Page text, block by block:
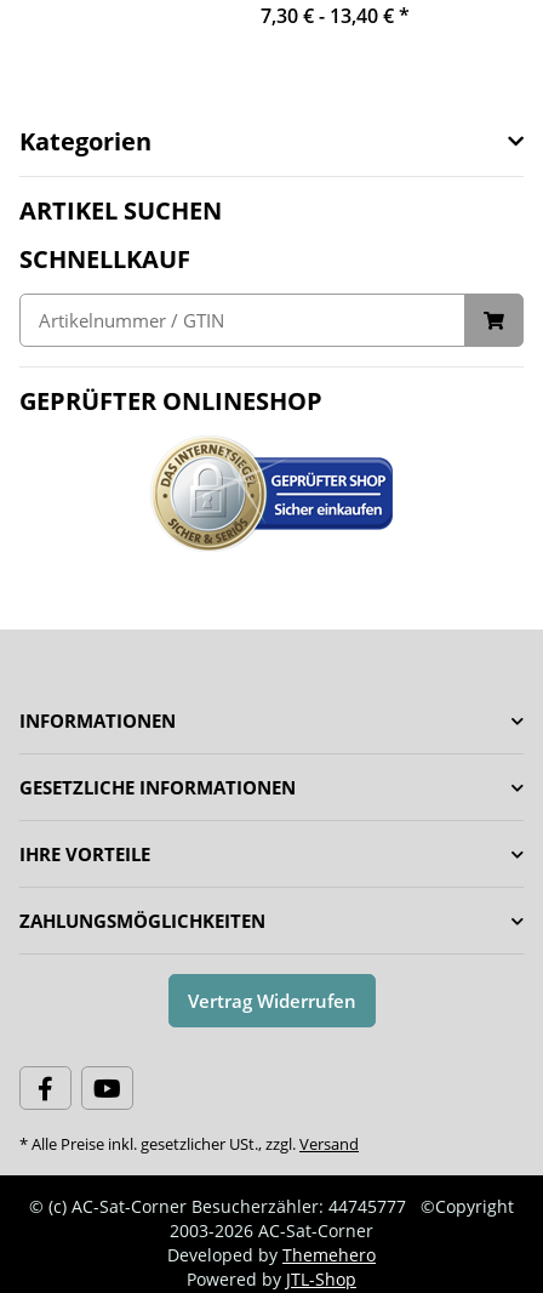
7,30 € - 13,40 €*
Kategorien
ARTIKEL SUCHEN
SCHNELLKAUF
GEPRÜFTER ONLINESHOP
INFORMATIONEN
GESETZLICHE INFORMATIONEN
IHRE VORTEILE
ZAHLUNGSMÖGLICHKEITEN
Vertrag Widerrufen
* Alle Preise inkl. gesetzlicher USt., zzgl.Versand
© (c) AC-Sat-Corner Besucherzähler: 44745777
©Copyright
2003-2026 AC-Sat-Corner
Developed by Themehero
Powered by JTL-Shop